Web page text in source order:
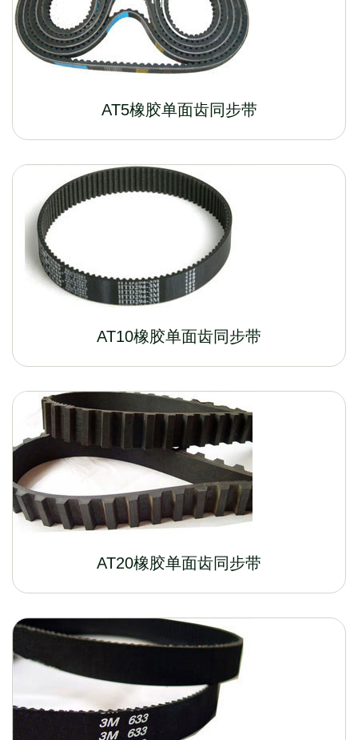
AT5橡胶单面齿同步带
AT10橡胶单面齿同步带
AT20橡胶单面齿同步带